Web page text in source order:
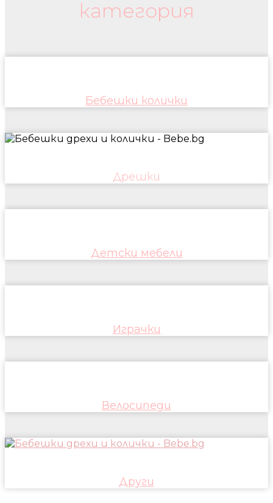
категория
Бебешки колички
Дрешки
Детски мебели
Играчки
Велосипеди
Други